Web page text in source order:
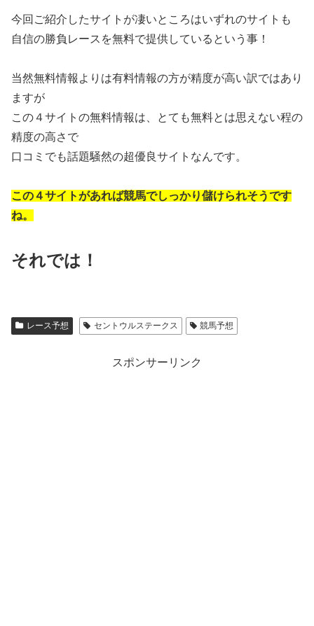
今回ご紹介したサイトが凄いところはいずれのサイトも
自信の勝負レースを無料で提供しているという事！
当然無料情報よりは有料情報の方が精度が高い訳ではあり
ますが
この４サイトの無料情報は、とても無料とは思えない程の
精度の高さで
口コミでも話題騒然の超優良サイトなんです。
この４サイトがあれば競馬でしっかり儲けられそうです
ね。
それでは！
レース予想 セントウルステークス 競馬予想
スポンサーリンク